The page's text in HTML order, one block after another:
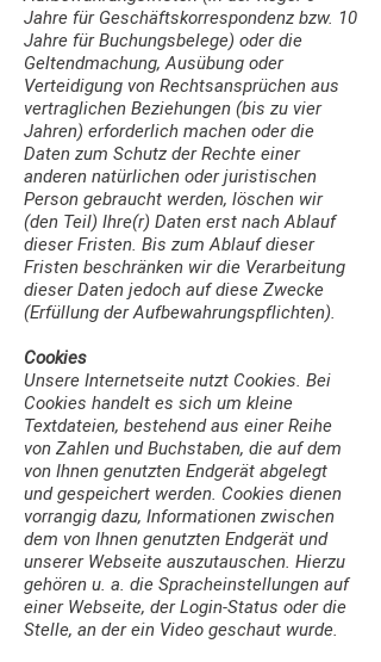
Jahre für Geschäftskorrespondenz bzw. 10
Jahre für Buchungsbelege) oder die
Geltendmachung, Ausübung oder
Verteidigung von Rechtsansprüchen aus
vertraglichen Beziehungen (bis zu vier
Jahren) erforderlich machen oder die
Daten zum Schutz der Rechte einer
anderen natürlichen oder juristischen
Person gebraucht werden, löschen wir
(den Teil) Ihre(r) Daten erst nach Ablauf
dieser Fristen. Bis zum Ablauf dieser
Fristen beschränken wir die Verarbeitung
dieser Daten jedoch auf diese Zwecke
(Erfüllung der Aufbewahrungspflichten).
Cookies
Unsere Internetseite nutzt Cookies. Bei
Cookies handelt es sich um kleine
Textdateien, bestehend aus einer Reihe
von Zahlen und Buchstaben, die auf dem
von Ihnen genutzten Endgerät abgelegt
und gespeichert werden. Cookies dienen
vorrangig dazu, Informationen zwischen
dem von Ihnen genutzten Endgerät und
unserer Webseite auszutauschen. Hierzu
gehören u. a. die Spracheinstellungen auf
einer Webseite, der Login-Status oder die
Stelle, an der ein Video geschaut wurde.